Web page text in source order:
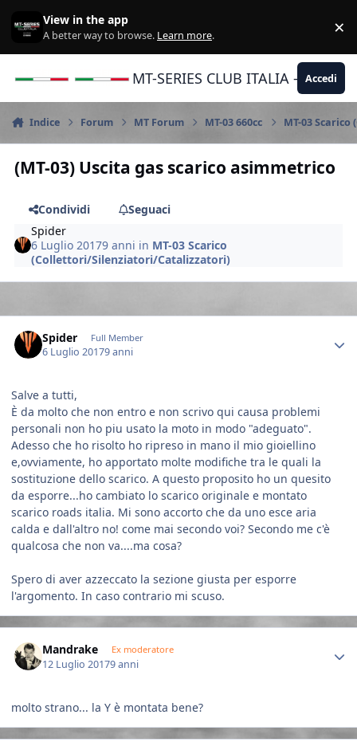
View in the app
A better way to browse. Learn more. ×
MT-SERIES CLUB ITALIA -Accedi
Indice Forum MT Forum MT-03 660cc MT-03
(MT-03) Uscita gas scarico asimmetrico
Condividi
Seguaci
Spider
6 Luglio 20179 anni in MT-03 Scarico
(Collettori/Silenziatori/Catalizzatori)
Spider Full Member
6 Luglio 20179 anni
Salve a tutti,
È da molto che non entro e non scrivo qui causa problemi
personali non ho piu usato la moto in modo "adeguato".
Adesso che ho risolto ho ripreso in mano il mio gioiellino
e,ovviamente, ho apportato molte modifiche tra le quali la
sostituzione dello scarico. A questo proposito ho un quesito
da esporre...ho cambiato lo scarico originale e montato
scarico roads italia. Mi sono accorto che da uno esce aria
calda e dall'altro no! come mai secondo voi? Secondo me c'è
qualcosa che non va....ma cosa?
Spero di aver azzeccato la sezione giusta per esporre
l'argomento. In caso contrario mi scuso.
Mandrake Ex moderatore
12 Luglio 20179 anni
molto strano... la Y è montata bene?